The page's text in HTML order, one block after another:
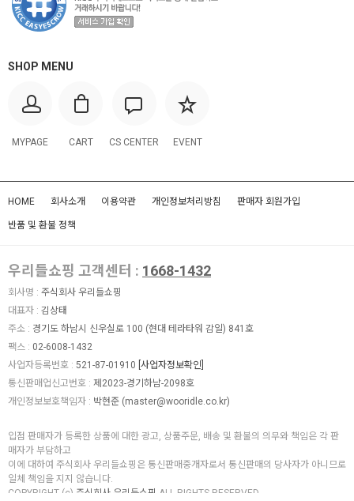
SHOP MENU
MYPAGE CART CS CENTER EVENT
HOME 회사소개 이용약관 개인정보처리방침 판매자 회원가입
반품 및 환불 정책
우리들쇼핑 고객센터 : 1668-1432
회사명 : 주식회사 우리들쇼핑
대표자 : 김상태
주소 : 경기도 하남시 신우실로 100 (현대 테라타워 감일) 841호
팩스 : 02-6008-1432
사업자등록번호 : 521-87-01910 [사업자정보확인]
통신판매업신고번호 : 제2023-경기하남-2098호
개인정보보호책임자 : 박현준 (master@wooridle.co.kr)
입점 판매자가 등록한 상품에 대한 광고, 상품주문, 배송 및 환불의 의무와 책임은 각 판
매자가 부담하고
이에 대하여 주식회사 우리들쇼핑은 통신판매중개자로서 통신판매의 당사자가 아니므로
일체 책임을 지지 않습니다.
COPYRIGHT (c) 주식회사 우리들쇼핑 ALL RIGHTS RESERVED.